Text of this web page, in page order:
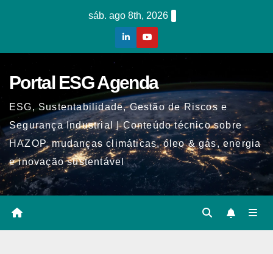
sáb. ago 8th, 2026
Portal ESG Agenda
ESG, Sustentabilidade, Gestão de Riscos e
Segurança Industrial | Conteúdo técnico sobre
HAZOP, mudanças climáticas, óleo & gás, energia
e inovação sustentável